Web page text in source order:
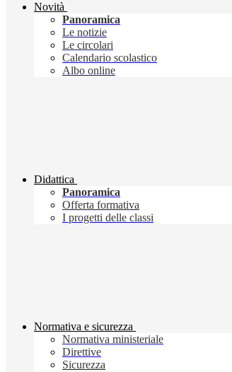
Novità
Panoramica
Le notizie
Le circolari
Calendario scolastico
Albo online
Didattica
Panoramica
Offerta formativa
I progetti delle classi
Normativa e sicurezza
Normativa ministeriale
Direttive
Sicurezza